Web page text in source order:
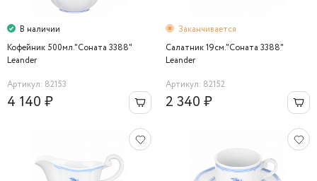
В наличии
Кофейник 500мл."Соната 3388"
Leander
Артикул: 82153
4 140 ₽
Заканчивается
Салатник 19см."Соната 3388"
Leander
Артикул: 82152
2 340 ₽